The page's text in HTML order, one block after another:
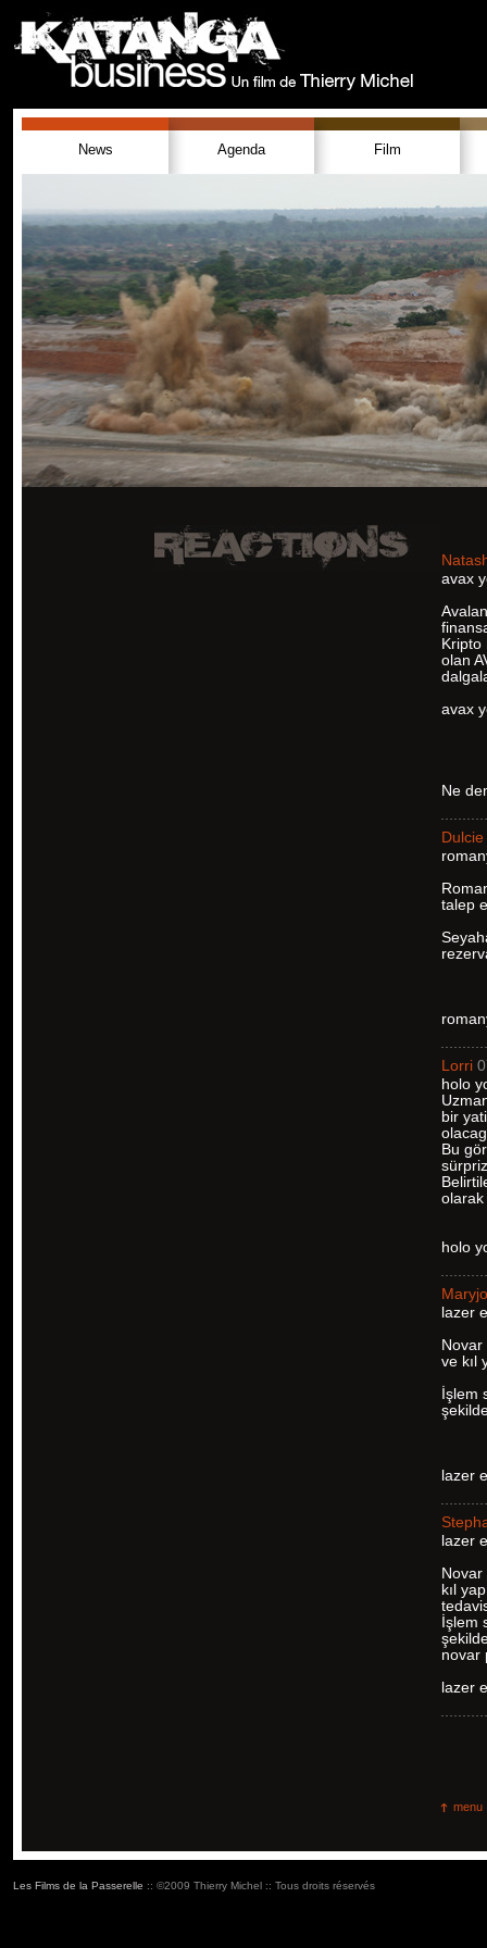
News Agenda Film
avax
Kripto
olan
avax
Ne
Dulcie
talep
Lorri
holo
bir
Bu
olarak
holo
Maryjo
lazer
ve kıl
İşlem
lazer
lazer
kıl
İşlem
novar
lazer
menu
Les Films de la Passerelle :: ©2009 Thierry Michel :: Tous droits réservés